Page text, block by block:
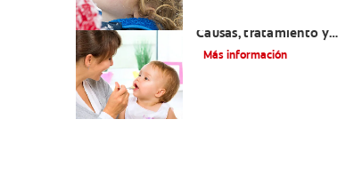
Causas, tratamiento y
cuidado
Más información